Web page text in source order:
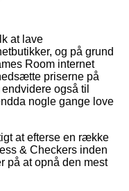
at lave
og på grund
Room internet
priserne på
også til
nogle gange love
at efterse en række
& Checkers inden
på at opnå den mest